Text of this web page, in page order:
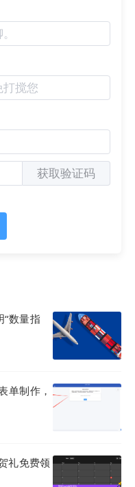
计的问题
视频播放时，部分云
站注册会员的登录日
录时间端来对登录日
导出登录日志数据，
获取验证码
数量指
单制作，
礼免费领